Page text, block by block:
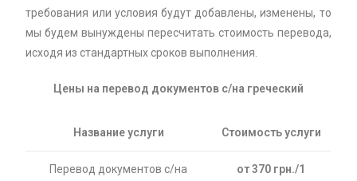
требования или условия будут добавлены, изменены, то
мы будем вынуждены пересчитать стоимость перевода,
исходя из стандартных сроков выполнения.
Цены на перевод документов с/на греческий
Название услуги Стоимость услуги
Перевод документов с/на
от 370 грн./1